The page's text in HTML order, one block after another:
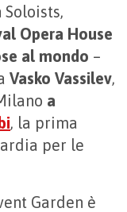
Soloists,
Opera House
al mondo –
Vasko Vassilev,
a
, la prima
per le
Garden è